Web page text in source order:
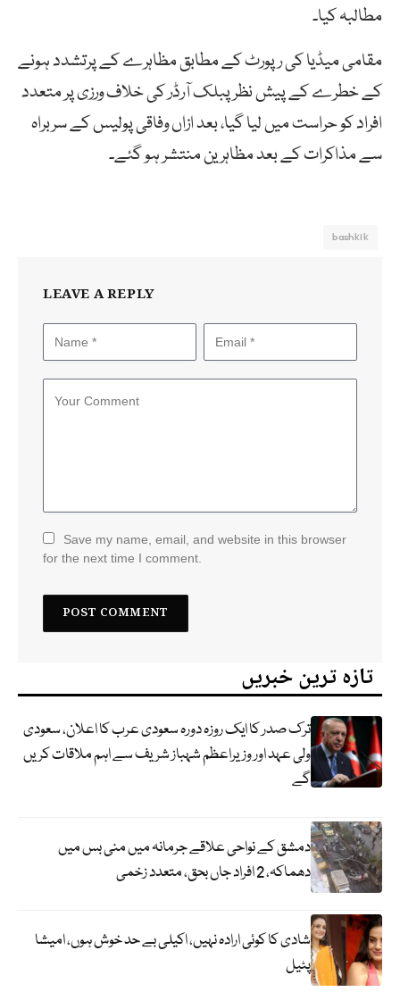
مطالبہ کیا۔
مقامی میڈیا کی رپورٹ کے مطابق مظاہرے کے پرتشدد ہونے
کے خطرے کے پیش نظر پبلک آرڈر کی خلاف ورزی پر متعدد
افراد کو حراست میں لیا گیا، بعد ازاں وفاقی پولیس کے سربراہ
سے مذاکرات کے بعد مظاہرین منتشر ہو گئے۔
bashkik
LEAVE A REPLY
Save my name, email, and website in this browser
for the next time I comment.
تازہ ترین خبریں
ترک صدر کا ایک روزہ دورہ سعودی عرب کا اعلان، سعودی
ولی عہد اور وزیراعظم شہباز شریف سے اہم ملاقات کریں
گے
دمشق کے نواحی علاقے جرمانہ میں منی بس میں
دھماکہ، 2 افراد جاں بحق، متعدد زخمی
شادی کا کوئی ارادہ نہیں، اکیلی بے حد خوش ہوں، امیشا
پٹیل